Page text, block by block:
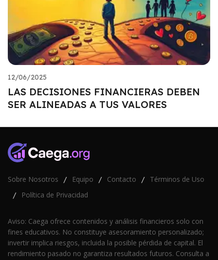
12/06/2025
LAS DECISIONES FINANCIERAS DEBEN
SER ALINEADAS A TUS VALORES
Sobre Nosotros / Equipo / Contacto / Términos de Uso
/ Política de Privacidad
Aviso: Caega ofrece contenidos y análisis financieros solo con
fines educativos. No constituye asesoramiento personalizado;
invertir implica riesgos, incluida la posible pérdida de capital. El
rendimiento pasado no garantiza resultados futuros. Consulta a